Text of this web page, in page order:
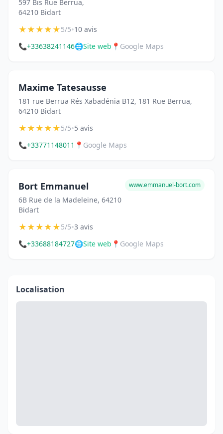
597 Bis Rue Berrua,
64210 Bidart
★★★★★5/5•10 avis
📞+33638241146🌐Site web 📍 Google Maps
Maxime Tatesausse
181 rue Berrua Rés Xabadénia B12, 181 Rue Berrua,
64210 Bidart
★★★★★5/5•5 avis
📞+33771148011 📍 Google Maps
Bort Emmanuel
6B Rue de la Madeleine, 64210
Bidart
www.emmanuel-bort.com
★★★★★5/5•3 avis
📞+33688184727🌐Site web 📍 Google Maps
Localisation